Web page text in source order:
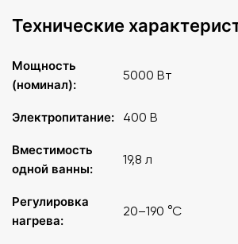
Размеры корзины, мм 320x95x130
Габариты без упаковки (ДхШхВ), мм
483x770(860)x470(520)
Технические
Мощность
(номинал):
5000 Вт
Электропитание: 400 В
Вместимость
одной ванны:
19,8 л
Регулировка
нагрева:
20–190 °C